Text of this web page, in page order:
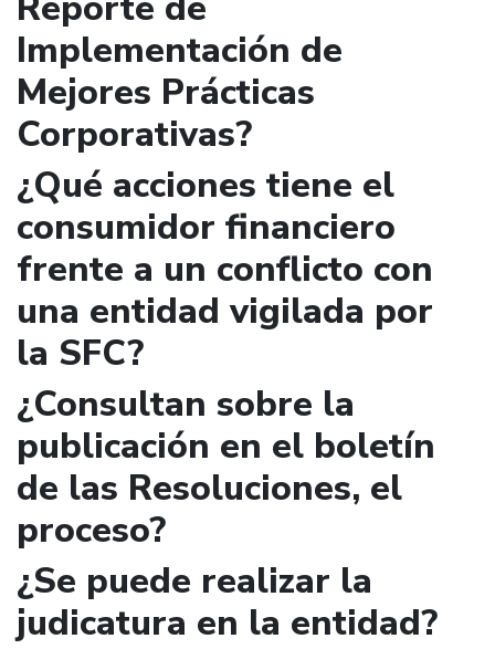
Implementación de
Mejores Prácticas
Corporativas?
¿Qué acciones tiene el
consumidor financiero
frente a un conflicto con
una entidad vigilada por
la SFC?
¿Consultan sobre la
publicación en el boletín
de las Resoluciones, el
proceso?
¿Se puede realizar la
judicatura en la entidad?